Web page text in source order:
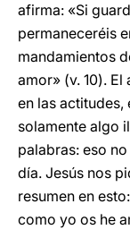
afirma: «Si
permaneceréis
mandamientos
amor» (v. 10).
en las actitudes,
solamente algo
palabras: eso
día. Jesús nos
resumen en
como yo os he